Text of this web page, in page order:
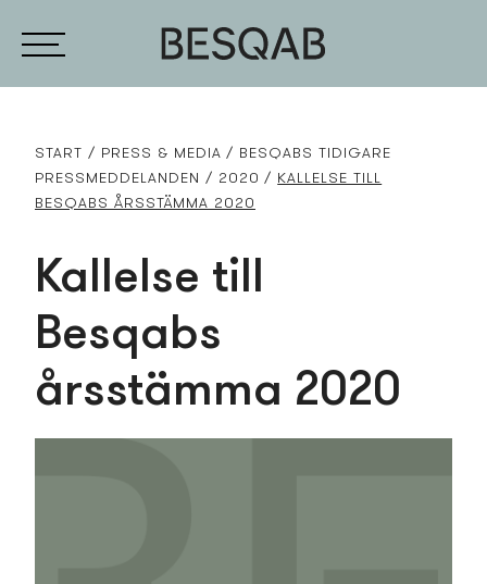
START PRESS­ & MEDIA
BESQABS TIDIGARE
PRESS­MEDDELANDEN
2020
KALLELSE TILL
BESQABS ÅRSSTÄMMA 2020
Kallelse till
Besqabs
årsstämma 2020